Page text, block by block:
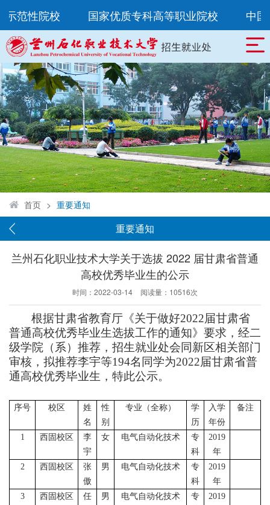
范性院校 国家优质专科高等职业院校 中国
首页 > 重要通知
重要通知
兰州石化职业技术大学关于选拔 2022 届甘肃省普通
高校优秀毕业生的公示
时间： 2022-03-14 阅读量： 10516次
根据甘肃省教育厅《关于做好2022届甘肃省
普通高校优秀毕业生选拔工作的通知》要求，经二
级学院（系）推荐，招生就业处会同新区相关部门
审核，拟推荐李宇等194名同学为2022届甘肃省普
通高校优秀毕业生，特此公示。
序号 校区
姓
名
性
别
专业（全称）
学
历
入学
年份
备注
1 西固校区
李
宇
女 电气自动化技术
专
科
2019
年
2
西固校区
张
傲
男 电气自动化技术
专
科
2019
年
3
西固校区
任
男 电气自动化技术
专
2019